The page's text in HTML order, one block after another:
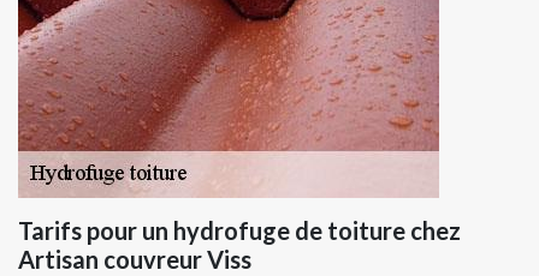
Tarifs pour un hydrofuge de toiture chez
Artisan couvreur Viss